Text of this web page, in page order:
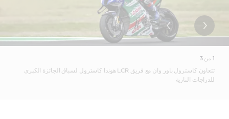
من 3
تتعاون كاسترول باور وان مع فريق LCR هوندا كاسترول لسباق الجائزة الكبرى
للدراجات النارية